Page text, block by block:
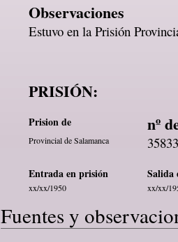
Observaciones
Estuvo en la Prisión
PRISIÓN:
Prision de nº
Provincial de Salamanca 35833
Entrada en prisión Salida
xx/xx/1950 xx/xx/
Fuentes y